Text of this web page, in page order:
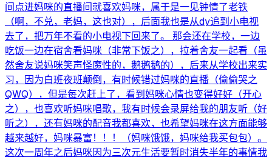
间点进妈咪的直播间就喜欢妈咪，属于是一见钟情了老铁
（啊，不兑，老妈，这也对），后面我也是从dy追到小电视
去了，把万年不看的小电视下回来了。 那会还在学校，一边
吃饭一边在宿舍看妈咪（非常下饭之），拉着舍友一起看（虽
然舍友说妈咪笑声怪魔性的，鹅鹅鹅的），后来从学校出来实
习，因为白班夜班颠倒，有时候错过妈咪的直播（偷偷哭之
QWQ），但是每次赶上了，看到妈咪心情也变得好好（开心
之），也喜欢听妈咪唱歌，我有时候会录屏给我的朋友听（好
听之），还有妈咪的配音我都喜欢，也希望妈咪在这方面能够
越来越好，妈咪暴富！！！（妈咪饿饿，妈咪给我买包包）。
这次一周年之后妈咪因为三次元生活要暂时消失半年的事情我